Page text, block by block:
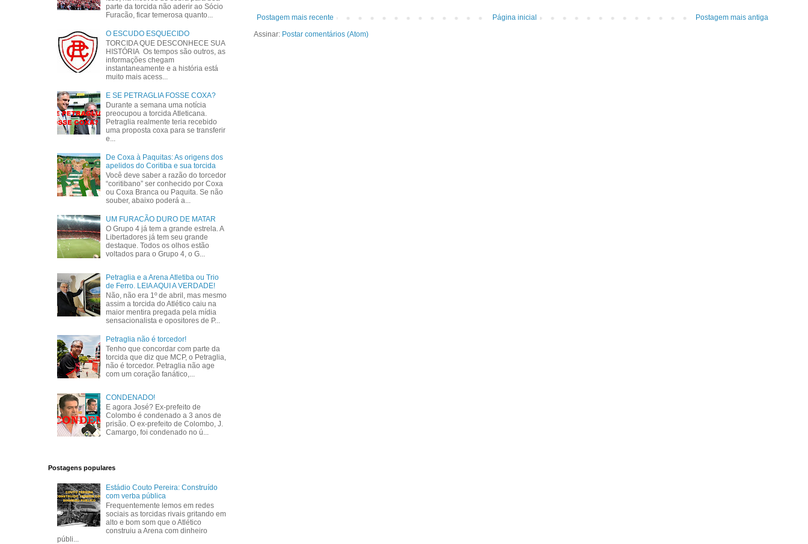
Postagem mais recente Postagem mais antiga
Página inicial
Assinar: Postar comentários (Atom)
parte da torcida não aderir ao Sócio
Furacão, ficar temerosa quanto...
O ESCUDO ESQUECIDO
TORCIDA QUE DESCONHECE SUA
HISTÓRIA Os tempos são outros, as
informações chegam
instantaneamente e a história está
muito mais acess...
E SE PETRAGLIA FOSSE COXA?
Durante a semana uma notícia
preocupou a torcida Atleticana.
Petraglia realmente teria recebido
uma proposta coxa para se transferir
e...
De Coxa à Paquitas: As origens dos
apelidos do Coritiba e sua torcida
Você deve saber a razão do torcedor
“coritibano” ser conhecido por Coxa
ou Coxa Branca ou Paquita. Se não
souber, abaixo poderá a...
UM FURACÃO DURO DE MATAR
O Grupo 4 já tem a grande estrela. A
Libertadores já tem seu grande
destaque. Todos os olhos estão
voltados para o Grupo 4, o G...
Petraglia e a Arena Atletiba ou Trio
de Ferro. LEIA AQUI A VERDADE!
Não, não era 1º de abril, mas mesmo
assim a torcida do Atlético caiu na
maior mentira pregada pela mídia
sensacionalista e opositores de P...
Petraglia não é torcedor!
Tenho que concordar com parte da
torcida que diz que MCP, o Petraglia,
não é torcedor. Petraglia não age
com um coração fanático,...
CONDENADO!
E agora José? Ex-prefeito de
Colombo é condenado a 3 anos de
prisão. O ex-prefeito de Colombo, J.
Camargo, foi condenado no ú...
Postagens populares
Estádio Couto Pereira: Construído
com verba pública
Frequentemente lemos em redes
sociais as torcidas rivais gritando em
alto e bom som que o Atlético
construiu a Arena com dinheiro
públi...